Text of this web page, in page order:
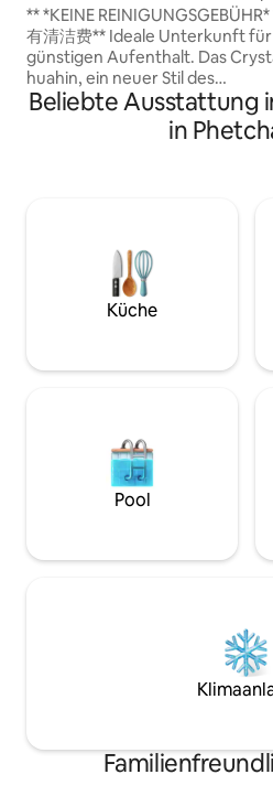
in Huahin
** *KEINE
有清洁费** Ideale Unterkunft für einen
günstigen Aufenthalt. Das
huahin, ein neuer Stil des
minimalistischen Hotels im
Huahin. Sehenswürdigkeiten
bekannte Huahin-Strand sind
entspannen und auszuruhen. ***Wir
haben insgesamt 16 Zimmer.
Kalender nicht verfügbar ist oder
mehr als ein Zimmer am selben
insgesamt 16 Zimmer. Bitte
nicht verfügbar sind * * *
Beliebte Ausstattung
in
Küche
Pool